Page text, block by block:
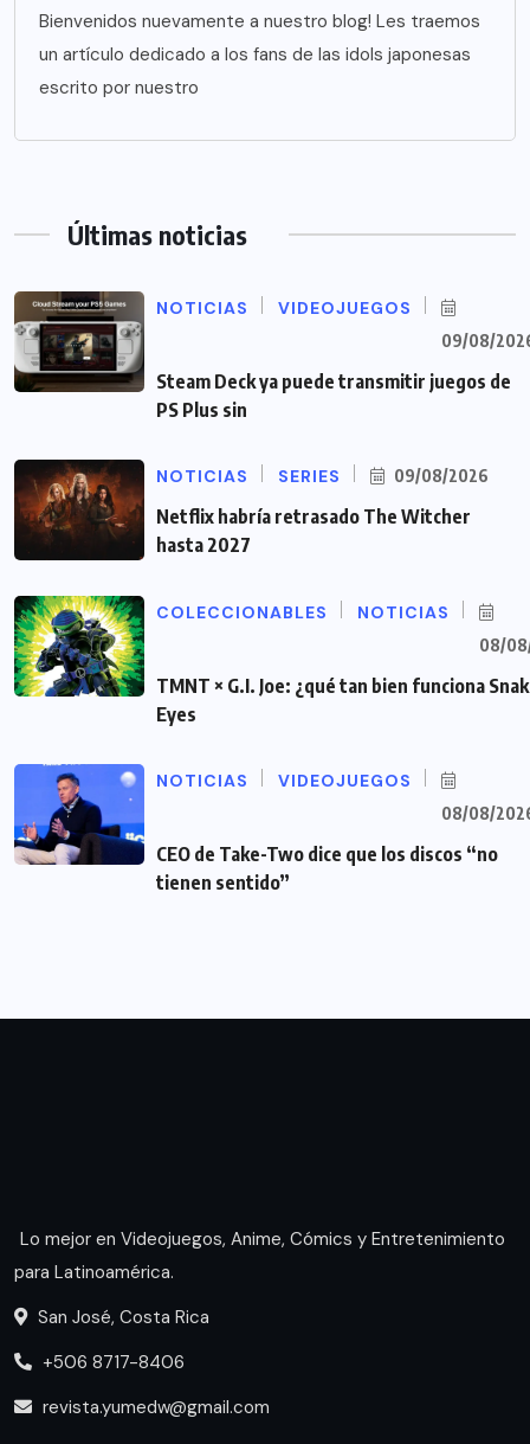
Bienvenidos nuevamente a nuestro blog! Les traemos
un artículo dedicado a los fans de las idols japonesas
escrito por nuestro
Últimas noticias
NOTICIAS VIDEOJUEGOS
09/08/
Steam Deck ya puede transmitir juegos de
PS Plus sin
NOTICIAS SERIES 09/08/2026
Netflix habría retrasado The Witcher
hasta 2027
COLECCIONABLES NOTICIAS
08/
TMNT × G.I. Joe: ¿qué tan bien funciona
Eyes
NOTICIAS VIDEOJUEGOS
08/08/
CEO de Take-Two dice que los discos “no
tienen sentido”
Lo mejor en Videojuegos, Anime, Cómics y Entretenimiento
para Latinoamérica.
San José, Costa Rica
+506 8717-8406
revista.yumedw@gmail.com